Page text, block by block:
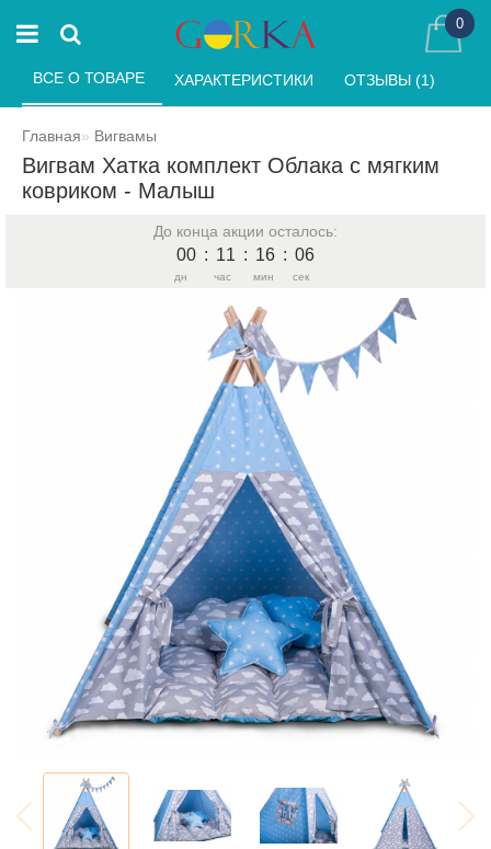
0
Главная Вигвамы
Вигвам Хатка комплект Облака с мягким
ковриком - Малыш
ВСЕ О ТОВАРЕ ХАРАКТЕРИСТИКИ ОТЗЫВЫ (1)
До конца акции осталось:
00
дн
: 11
час
: 16
мин
: 06
сек